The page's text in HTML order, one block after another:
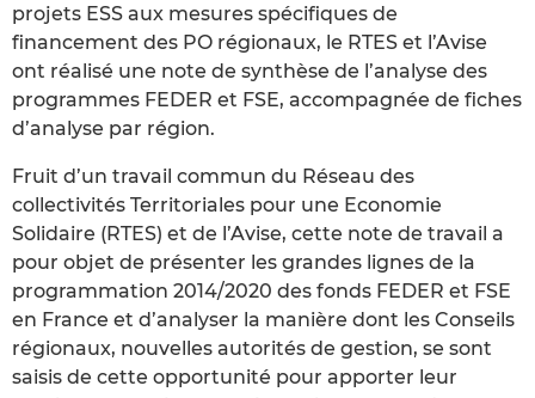
projets ESS aux mesures spécifiques de
financement des PO régionaux, le RTES et l’Avise
ont réalisé une note de synthèse de l’analyse des
programmes FEDER et FSE, accompagnée de fiches
d’analyse par région.
Fruit d’un travail commun du Réseau des
collectivités Territoriales pour une Economie
Solidaire (RTES) et de l’Avise, cette note de travail a
pour objet de présenter les grandes lignes de la
programmation 2014/2020 des fonds FEDER et FSE
en France et d’analyser la manière dont les Conseils
régionaux, nouvelles autorités de gestion, se sont
saisis de cette opportunité pour apporter leur